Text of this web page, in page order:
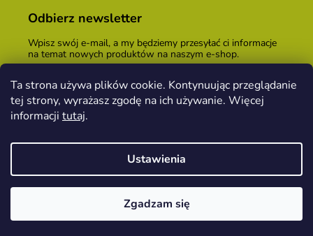
Ta strona używa plików cookie. Kontynuując przeglądanie
tej strony, wyrażasz zgodę na ich używanie. Więcej
informacji tutaj.
Ustawienia
Zgadzam się
Odbierz newsletter
Wpisz swój e-mail, a my będziemy przesyłać ci informacje
na temat nowych produktów na naszym e-shop.
Podając adres e-mail, zgadzasz się zwarunkami
handlowymi
ZALOGUJ SIĘ
Opracował Shoptet&PekneWeby
Kopeček dom winiarski
prawa zastrzeżone.